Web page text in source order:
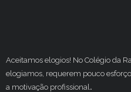
Aceitamos elogios! No Colégio da
elogiamos, requerem pouco
a motivação profissional.